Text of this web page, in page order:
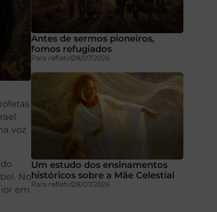
voz
No
em
Antes de sermos pioneiros,
fomos refugiados
Para refletir28/07/2026
Um estudo dos ensinamentos
históricos sobre a Mãe Celestial
Para refletir28/07/2026